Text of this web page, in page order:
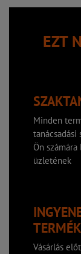
EZT
Minden
tanácsadási
Ön
üzletének
Vásárlás